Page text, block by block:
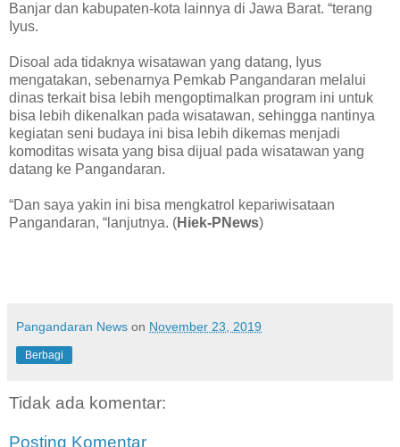
Banjar dan kabupaten-kota lainnya di Jawa Barat. “terang
Iyus.
Disoal ada tidaknya wisatawan yang datang, Iyus
mengatakan, sebenarnya Pemkab Pangandaran melalui
dinas terkait bisa lebih mengoptimalkan program ini untuk
bisa lebih dikenalkan pada wisatawan, sehingga nantinya
kegiatan seni budaya ini bisa lebih dikemas menjadi
komoditas wisata yang bisa dijual pada wisatawan yang
datang ke Pangandaran.
“Dan saya yakin ini bisa mengkatrol kepariwisataan
Pangandaran, “lanjutnya. (Hiek-PNews)
Pangandaran News on November 23, 2019
Berbagi
Tidak ada komentar:
Posting Komentar